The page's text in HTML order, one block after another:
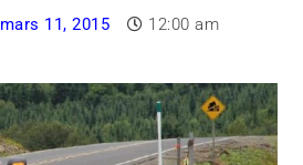
mars 11, 2015
12:00 am